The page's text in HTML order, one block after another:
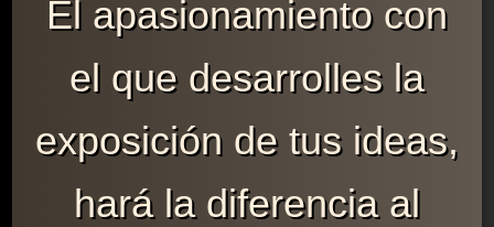
El apasionamiento con
el que desarrolles la
exposición de tus ideas,
hará la diferencia al